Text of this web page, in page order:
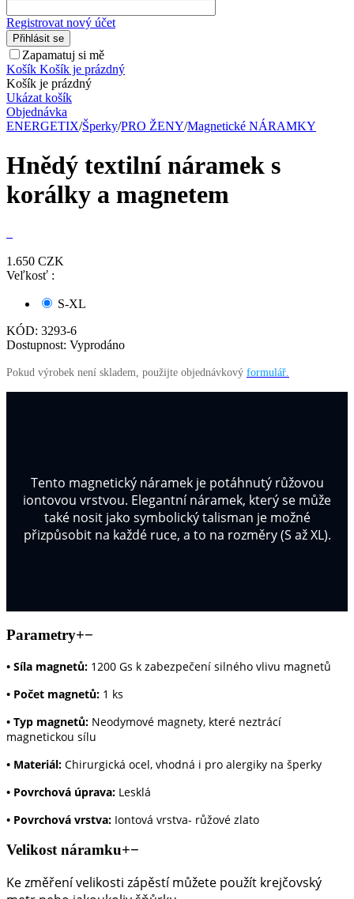
Registrovat nový účet
Přihlásit se
Zapamatuj si mě
Košík Košík je prázdný
Košík je prázdný
Ukázat košík
Objednávka
ENERGETIX/Šperky/PRO ŽENY/Magnetické NÁRAMKY
Hnědý textilní náramek s
korálky a magnetem
1.650 CZK
Veľkosť :
S-XL
KÓD: 3293-6
Dostupnost: Vyprodáno
Pokud výrobek není skladem, použijte objednávkový formulář.
Tento magnetický náramek je potáhnutý růžovou
iontovou vrstvou. Elegantní náramek, který se může
také nosit jako symbolický talisman je možné
přizpůsobit na každé ruce, a to na rozměry (S až XL).
Parametry+−
• Síla magnetů: 1200 Gs k zabezpečení silného vlivu magnetů
• Počet magnetů: 1 ks
• Typ magnetů: Neodymové magnety, které neztrácí
magnetickou sílu
• Materiál: Chirurgická ocel, vhodná i pro alergiky na šperky
• Povrchová úprava: Lesklá
• Povrchová vrstva: Iontová vrstva- růžové zlato
Velikost náramku+−
Ke změření velikosti zápěstí můžete použít krejčovský